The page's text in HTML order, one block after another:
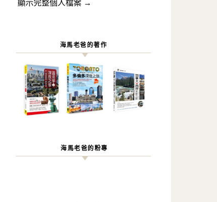
顯示完整個人檔案 →
海馬老爸的著作
海馬老爸的粉專